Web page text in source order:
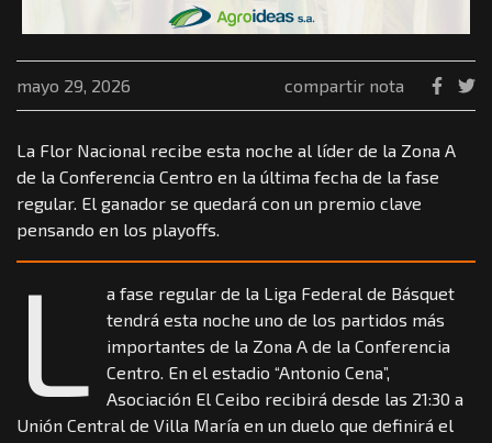
mayo 29, 2026 compartir nota
La Flor Nacional recibe esta noche al líder de la Zona A
de la Conferencia Centro en la última fecha de la fase
regular. El ganador se quedará con un premio clave
pensando en los playoffs.
L
a fase regular de la Liga Federal de Básquet
tendrá esta noche uno de los partidos más
importantes de la Zona A de la Conferencia
Centro. En el estadio “Antonio Cena”,
Asociación El Ceibo recibirá desde las 21:30 a
Unión Central de Villa María en un duelo que definirá el